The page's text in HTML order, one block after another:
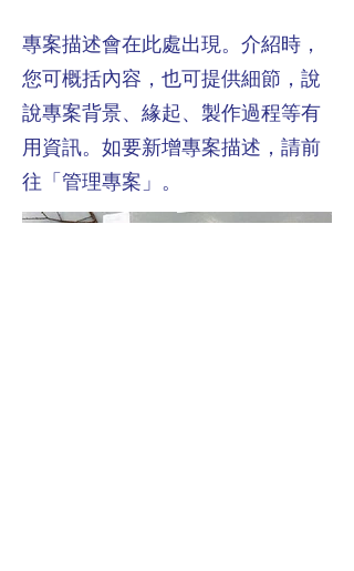
專案描述會在此處出現。介紹時，
您可概括內容，也可提供細節，說
說專案背景、緣起、製作過程等有
用資訊。如要新增專案描述，請前
往「管理專案」。